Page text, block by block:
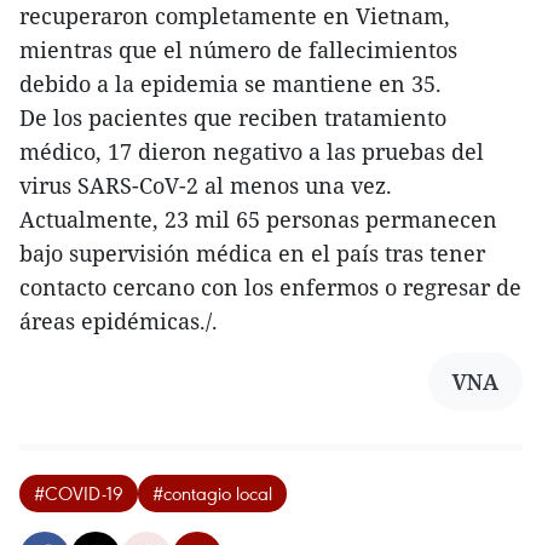
recuperaron completamente en Vietnam,
mientras que el número de fallecimientos
debido a la epidemia se mantiene en 35.
De los pacientes que reciben tratamiento
médico, 17 dieron negativo a las pruebas del
virus SARS-CoV-2 al menos una vez.
Actualmente, 23 mil 65 personas permanecen
bajo supervisión médica en el país tras tener
contacto cercano con los enfermos o regresar de
áreas epidémicas./.
VNA
#COVID-19 #contagio local